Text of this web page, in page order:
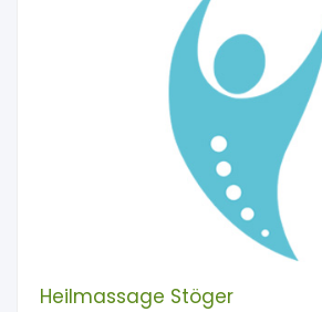
Heilmassage Stöger